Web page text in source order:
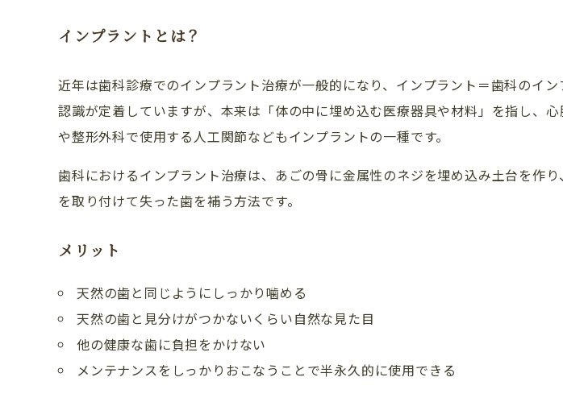
インプラントとは？
近年は歯科診療でのインプラント治療が一般的になり、インプラント＝歯科のイン
認識が定着していますが、本来は「体の中に埋め込む医療器具や材料」を指し、
や整形外科で使用する人工関節などもインプラントの一種です。
歯科におけるインプラント治療は、あごの骨に金属性のネジを埋め込み土台を作
を取り付けて失った歯を補う方法です。
メリット
天然の歯と同じようにしっかり噛める
天然の歯と見分けがつかないくらい自然な見た目
他の健康な歯に負担をかけない
メンテナンスをしっかりおこなうことで半永久的に使用できる